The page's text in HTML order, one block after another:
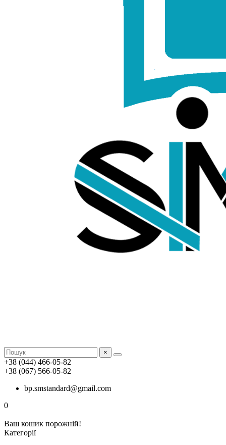
×
+38 (044) 466-05-82
+38 (067) 566-05-82
bp.smstandard@gmail.com
0
Ваш кошик порожній!
Категорії